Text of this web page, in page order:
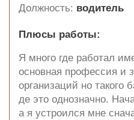
Должность: водитель
Плюсы работы:
Я много где работал
основная профессия и
организаций но такого
де это однозначно.
а я устроился мне